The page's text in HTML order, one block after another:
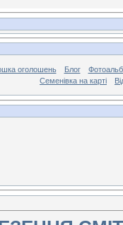
оголошень Блог
Семенівка на карті